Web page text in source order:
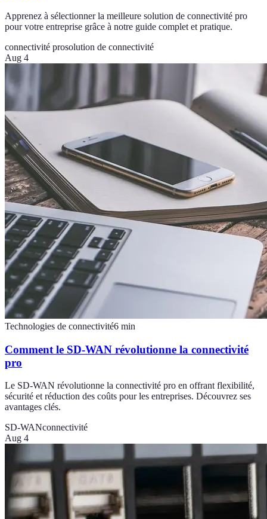
Apprenez à sélectionner la meilleure solution de connectivité pro
pour votre entreprise grâce à notre guide complet et pratique.
connectivité prosolution de connectivité
Aug 4
Technologies de connectivité6 min
Comment le SD-WAN révolutionne la connectivité
pro
Le SD-WAN révolutionne la connectivité pro en offrant flexibilité,
sécurité et réduction des coûts pour les entreprises. Découvrez ses
avantages clés.
SD-WANconnectivité
Aug 4